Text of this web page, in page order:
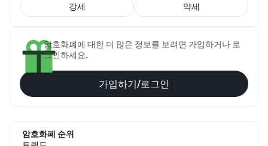
강세 약세
암호화폐에 대한 더 많은 정보를 보려면 가입하거나 로
그인하세요.
가입하기/로그인
암호화폐 순위